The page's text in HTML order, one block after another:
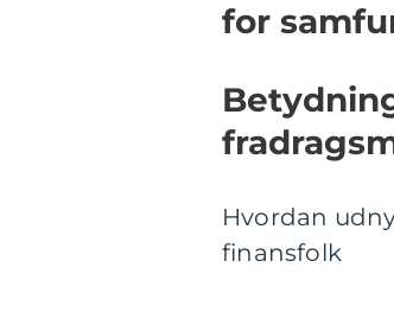
for
Hvordan
finansfolk